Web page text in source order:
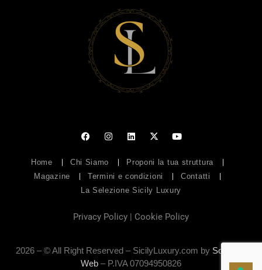
Home Chi Siamo
Proponi la tua struttura
Magazine
Termini e condizioni
Contatti
La Selezione Sicily Luxury
Privacy Policy | Cookie Policy
2026 – © All Right Reserved – SicilyLuxury.com by Soluzioni
Web – P.IVA 07094950826